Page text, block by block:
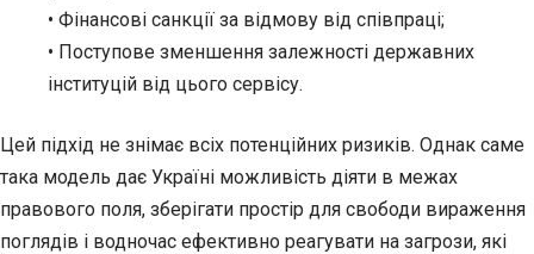
• Фінансові санкції за відмову від співпраці;
• Поступове зменшення залежності державних
інституцій від цього сервісу.
Цей підхід не знімає всіх потенційних ризиків. Однак саме
така модель дає Україні можливість діяти в межах
правового поля, зберігати простір для свободи вираження
поглядів і водночас ефективно реагувати на загрози, які